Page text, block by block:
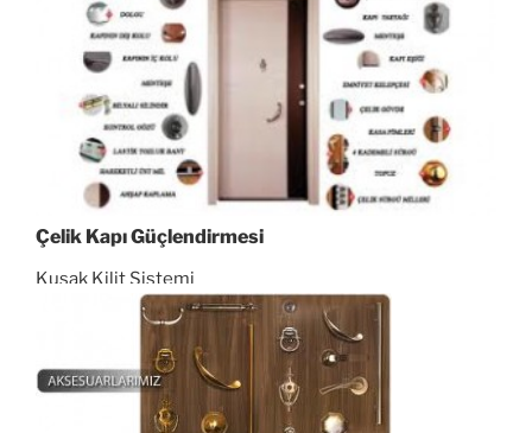
Çelik Kapı Güçlendirmesi
Kuşak Kilit Sistemi